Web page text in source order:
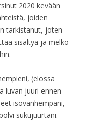
2020 kevään
joiden
tarkistanut, joten
sisältyä ja melko
(elossa
luvan juuri ennen
isovanhempani,
sukujuurtani.